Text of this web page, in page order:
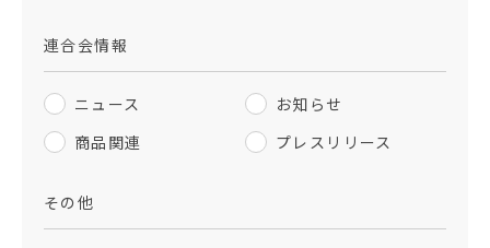
連合会情報
ニュース
お知らせ
商品関連
プレスリリース
その他